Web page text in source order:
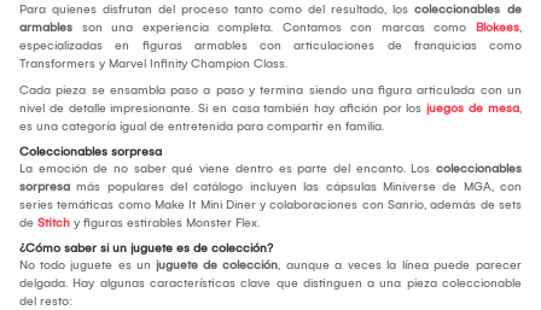
Para quienes disfrutan del proceso tanto como del resultado, los coleccionables de
armables son una experiencia completa. Contamos con marcas como Blokees,
especializadas en figuras armables con articulaciones de franquicias como
Transformers y Marvel Infinity Champion Class.
Cada pieza se ensambla paso a paso y termina siendo una figura articulada con un
nivel de detalle impresionante. Si en casa también hay afición por los juegos de mesa,
es una categoría igual de entretenida para compartir en familia.
Coleccionables sorpresa
La emoción de no saber qué viene dentro es parte del encanto. Los coleccionables
sorpresa más populares del catálogo incluyen las cápsulas Miniverse de MGA, con
series temáticas como Make It Mini Diner y colaboraciones con Sanrio, además de sets
de Stitch y figuras estirables Monster Flex.
¿Cómo saber si un juguete es de colección?
No todo juguete es un juguete de colección, aunque a veces la línea puede parecer
delgada. Hay algunas características clave que distinguen a una pieza coleccionable
del resto: